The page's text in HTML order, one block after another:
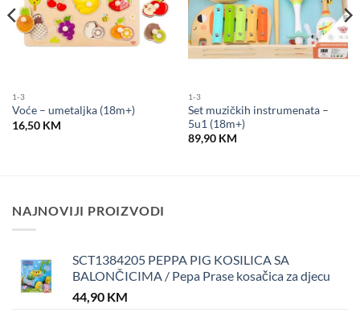
1-3
Voće – umetaljka (18m+)
16,50 KM
1-3
Set muzičkih instrumenata –
5u1 (18m+)
89,90 KM
NAJNOVIJI PROIZVODI
SCT1384205 PEPPA PIG KOSILICA SA
BALONČICIMA / Pepa Prase kosačica za djecu
44,90 KM